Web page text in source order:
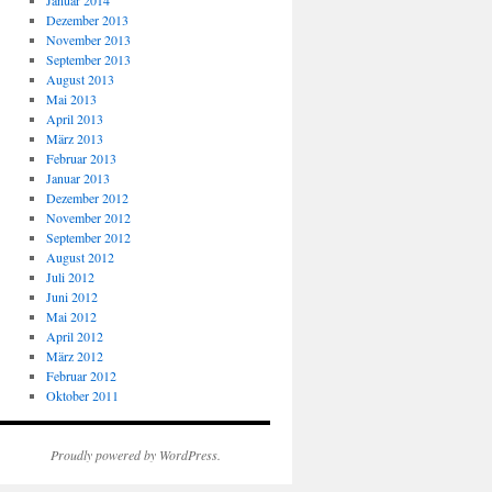
Dezember 2013
November 2013
September 2013
August 2013
Mai 2013
April 2013
März 2013
Februar 2013
Januar 2013
Dezember 2012
November 2012
September 2012
August 2012
Juli 2012
Juni 2012
Mai 2012
April 2012
März 2012
Februar 2012
Oktober 2011
Proudly powered by WordPress.